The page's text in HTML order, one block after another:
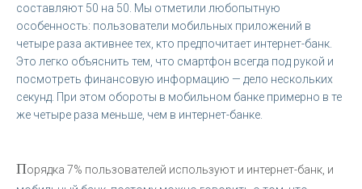
составляют 50 на 50. Мы отметили любопытную
особенность: пользователи мобильных приложений в
четыре раза активнее тех, кто предпочитает интернет-банк.
Это легко объяснить тем, что смартфон всегда под рукой и
посмотреть финансовую информацию — дело нескольких
секунд. При этом обороты в мобильном банке примерно в те
же четыре раза меньше, чем в интернет-банке.
Порядка 7% пользователей используют и интернет-банк, и